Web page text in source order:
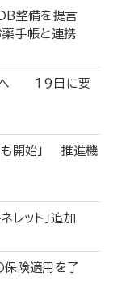
DB整備を提言
薬手帳と連携
議へ 19日に要
も開始」 推進機
ネレット」追加
保険適用を了